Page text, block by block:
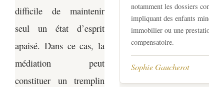
difficile de maintenir
seul un état d’esprit
apaisé. Dans ce cas, la
médiation peut
constituer un tremplin
notamment les dossiers
impliquant des enfants
immobilier ou une prestation
compensatoire.
Sophie Gaucherot